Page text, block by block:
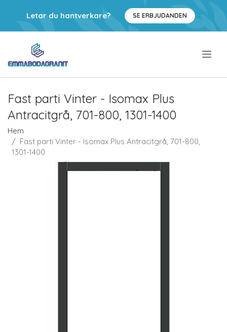
Letar du hantverkare? SE ERBJUDANDEN
Fast parti Vinter - Isomax Plus
Antracitgrå, 701-800, 1301-1400
Hem
Fast parti Vinter - Isomax Plus Antracitgrå, 701-800,
1301-1400